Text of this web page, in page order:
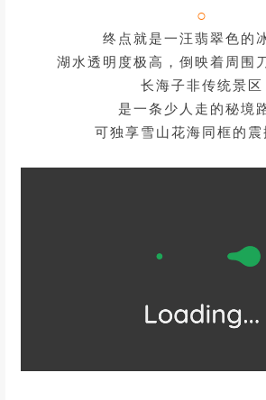
/ 绝美海子 /
○
终点就是一汪翡翠色的
湖水透明度极高，倒映着周围
长海子非传统景区
可独享雪山花海同框的